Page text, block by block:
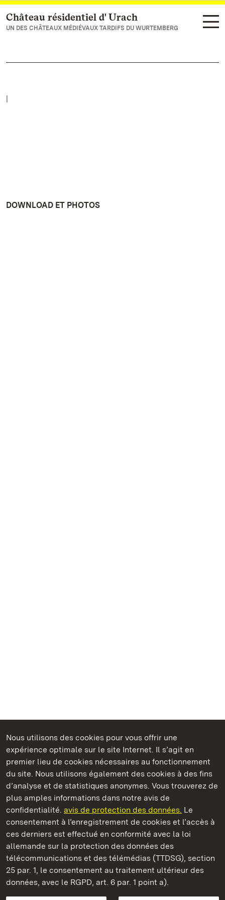
Nous utilisons des cookies pour vous offrir une
expérience optimale sur le site Internet. Il s’agit en
premier lieu de cookies nécessaires au fonctionnement
du site. Nous utilisons également des cookies à des fins
d’analyse et de statistiques anonymes. Vous trouverez de
plus amples informations dans notre avis de
confidentialité. avis de protection des données. Le
consentement à l’enregistrement de cookies et l’accès à
ces derniers est effectué en conformité avec la loi
allemande sur la protection des données des
télécommunications et des télémédias (TTDSG), section
25 par. 1, le consentement au traitement ultérieur des
données, avec le RGPD, art. 6 par. 1 point a).
Vers la page d’accueil
Château résidentiel d' Urach
UN DES CHÂTEAUX MÉDIÉVAUX TARDIFS DU WURTEMBERG
DOWNLOAD ET PHOTOS
Châteaux et jardins publics du Bade-Wurtemberg
Château résidentiel d' Urach
Châteaux et jardins publics du Bade-Wurtemberg
FAQ et réponsesMentions légalesProtection des données
Explications sur l’accessibilité
BITV-konform (geprüfte Seiten)